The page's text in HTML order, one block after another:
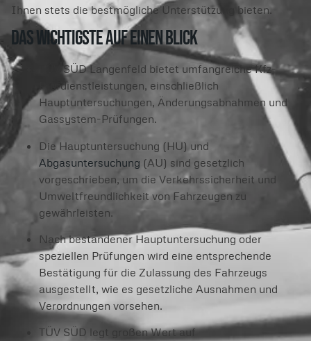
Ihnen stets die bestmögliche Unterstützung bieten.
Das Wichtigste auf einen Blick
TÜV SÜD Langenfeld bietet umfangreiche Kfz-
Prüfdienstleistungen, einschließlich
Hauptuntersuchungen, Änderungsabnahmen und
Gassystem-Prüfungen.
Die Hauptuntersuchung (HU) und
Abgasuntersuchung (AU) sind gesetzlich
vorgeschrieben, um die Verkehrssicherheit und
Umweltfreundlichkeit von Fahrzeugen zu
gewährleisten.
Nach bestandener Hauptuntersuchung oder
speziellen Prüfungen wird eine entsprechende
Bestätigung für die Zulassung des Fahrzeugs
ausgestellt, wie es gesetzliche Ausnahmen und
Verordnungen vorsehen.
TÜV SÜD legt großen Wert auf